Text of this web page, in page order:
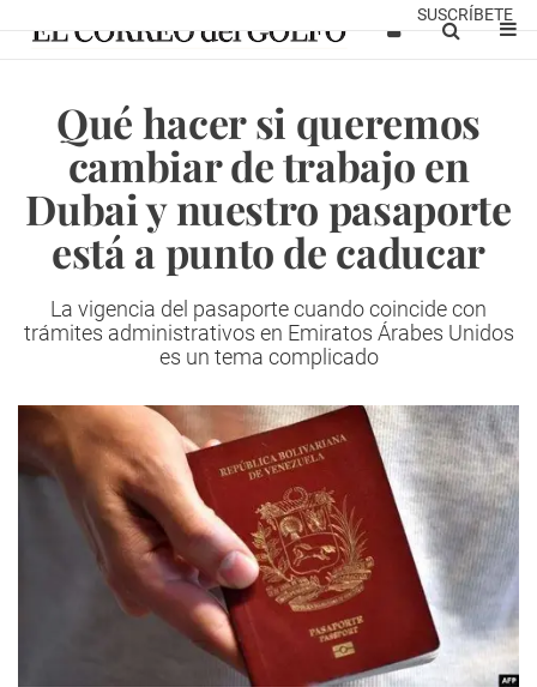
SUSCRÍBETE
Qué hacer si queremos
cambiar de trabajo en
Dubai y nuestro pasaporte
está a punto de caducar
La vigencia del pasaporte cuando coincide con
trámites administrativos en Emiratos Árabes Unidos
es un tema complicado